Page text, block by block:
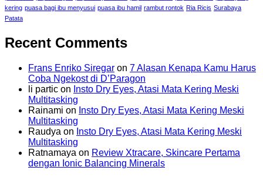
kering puasa bagi ibu menyusui puasa ibu hamil rambut rontok Ria Ricis Surabaya
Patata
Recent Comments
Frans Enriko Siregar on 7 Alasan Kenapa Kamu Harus
Coba Ngekost di D’Paragon
li partic on Insto Dry Eyes, Atasi Mata Kering Meski
Multitasking
Rainami on Insto Dry Eyes, Atasi Mata Kering Meski
Multitasking
Raudya on Insto Dry Eyes, Atasi Mata Kering Meski
Multitasking
Ratnamaya on Review Xtracare, Skincare Pertama
dengan Ionic Balancing Minerals